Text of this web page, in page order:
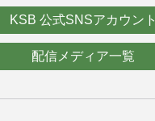
KSB 公式SNSアカウント
配信メディア一覧